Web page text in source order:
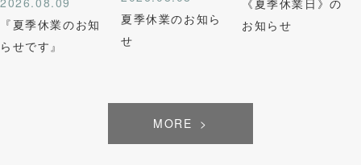
『夏季休業のお知
らせです』
夏季休業のお知ら
せ
お知らせ
MORE